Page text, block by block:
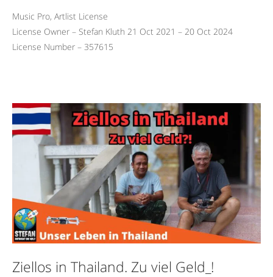
Music Pro, Artlist License
License Owner – Stefan Kluth 21 Oct 2021 – 20 Oct 2024
License Number – 357615
Ziellos in Thailand. Zu viel Geld_!